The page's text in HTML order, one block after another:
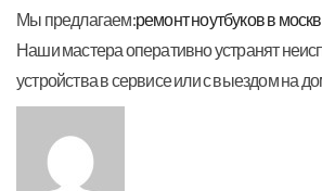
Мы предлагаем:ремонт ноутбуков в
Наши мастера оперативно устранят
устройства в сервисе или с выездом на